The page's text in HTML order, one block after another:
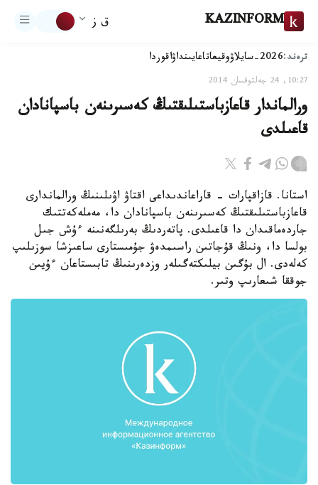
KAZINFORM ق ز
ترەند:2026-سايلاۋ وقيعاتاعايىنداۋاقوردا
10:27, 24 جەلتوقسان 2014
ورالماندار قاعازباستىلىقتىڭ كەسىرىنەن باسپانادان
قاعىلدى
استانا. قازاقپارات - قاراعاندىداعى اقتاۋ اۋىلىنىڭ ورالماندارى
قاعازباستىلىقتىڭ كەسىرىنەن باسپانادان دا، مەملەكەتتىك
جاردەماقىدان دا قاعىلدى. پاتەردىڭ بەرىلگەنىنە ءۇش جىل
بولسا دا، ونىڭ قۇجاتىن راسىمدەۋ جۇمىستارى ساعىزشا سوزىلىپ
كەلەدى. ال بۇگىن بيلىكتەگىلەر وزدەرىنىڭ تابىستاعان ءۇيىن
جوققا شىعارىپ وتىر.